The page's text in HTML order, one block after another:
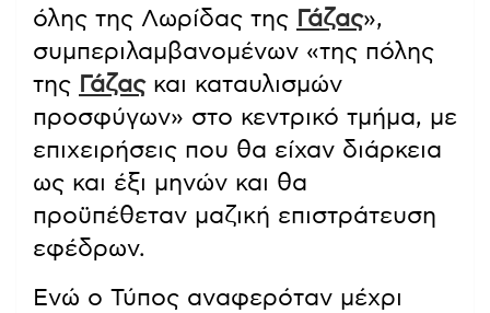
όλης της Λωρίδας της Γάζας»,
συμπεριλαμβανομένων «της πόλης
της Γάζαςκαι καταυλισμών
προσφύγων» στο κεντρικό τμήμα, με
επιχειρήσεις που θα είχαν διάρκεια
ως και έξι μηνών και θα
προϋπέθεταν μαζική επιστράτευση
εφέδρων.
Ενώ ο Τύπος αναφερόταν μέχρι